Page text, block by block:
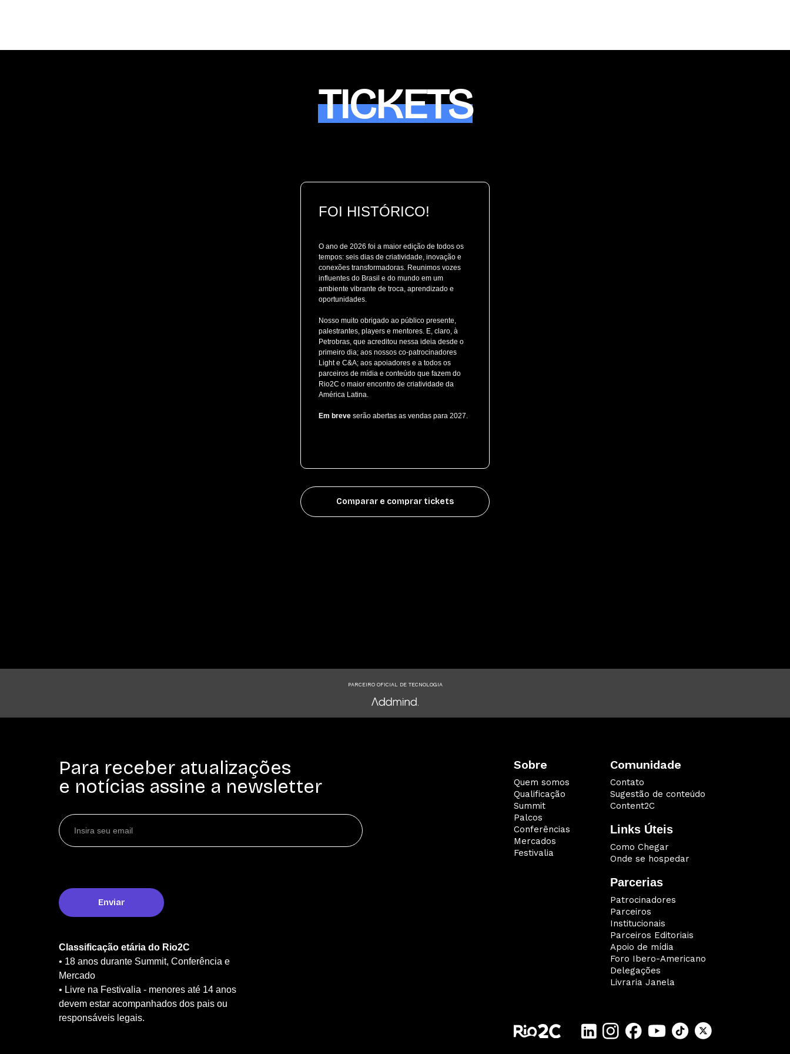
TICKETS
FOI HISTÓRICO!
O ano de 2026 foi a maior edição de todos os
tempos: seis dias de criatividade, inovação e
conexões transformadoras. Reunimos vozes
influentes do Brasil e do mundo em um
ambiente vibrante de troca, aprendizado e
oportunidades.
Nosso muito obrigado ao público presente,
palestrantes, players e mentores. E, claro, à
Petrobras, que acreditou nessa ideia desde o
primeiro dia; aos nossos co-patrocinadores
Light e C&A; aos apoiadores e a todos os
parceiros de mídia e conteúdo que fazem do
Rio2C o maior encontro de criatividade da
América Latina.
Em breveserão abertas as vendas para 2027.
Comparar e comprar tickets
PARCEIRO OFICIAL DE TECNOLOGIA
Para receber atualizações
e notícias assine a newsletter
Classificação etária do Rio2C
• 18 anos durante Summit, Conferência e
Mercado
• Livre na Festivalia - menores até 14 anos
devem estar acompanhados dos pais ou
responsáveis legais.
Sobre
Quem somos
Qualificação
Summit
Palcos
Conferências
Mercados
Festivalia
Comunidade
Contato
Sugestão de conteúdo
Content2C
Links Úteis
Como Chegar
Onde se hospedar
Parcerias
Patrocinadores
Parceiros
Institucionais
Parceiros Editoriais
Apoio de mídia
Foro Ibero-Americano
Delegações
Livraria Janela